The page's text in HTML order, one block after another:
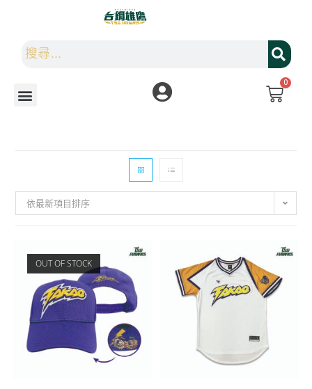
0
依最新項目排序
OUT OF STOCK